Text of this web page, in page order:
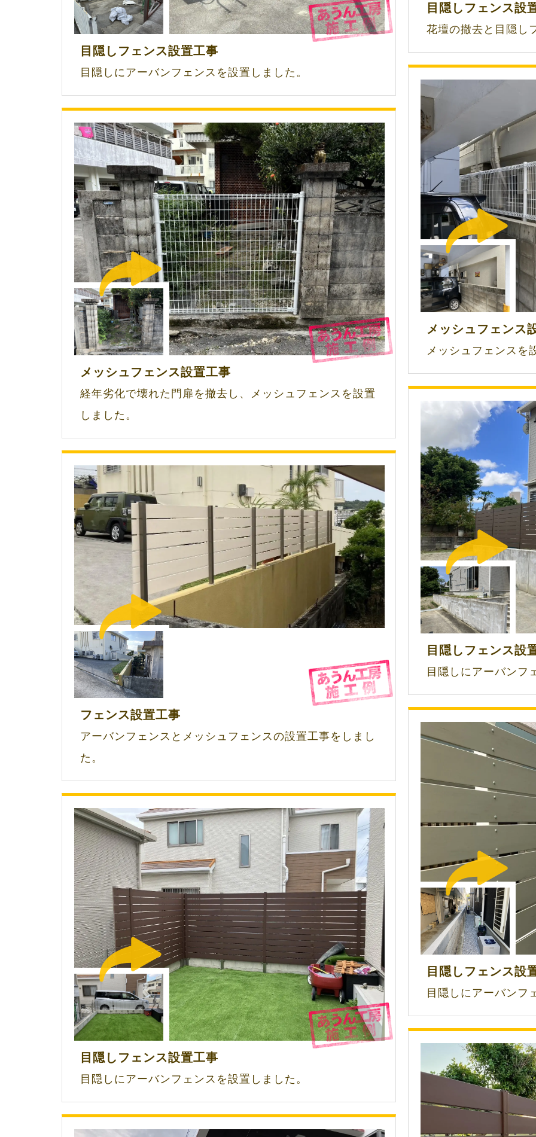
目隠しフェンス設
花壇の撤去と目隠し
目隠しフェンス設置工事
目隠しにアーバンフェンスを設置しました。
メッシュフェンス
メッシュフェンスを
メッシュフェンス設置工事
経年劣化で壊れた門扉を撤去し、メッシュフェンスを設置
しました。
目隠しフェンス設
目隠しにアーバンフ
フェンス設置工事
アーバンフェンスとメッシュフェンスの設置工事をしまし
た。
目隠しフェンス設
目隠しにアーバンフ
目隠しフェンス設置工事
目隠しにアーバンフェンスを設置しました。